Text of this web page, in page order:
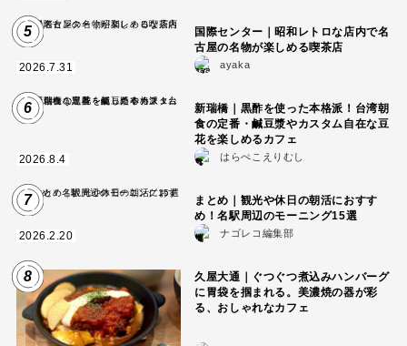
5
2026.7.31
国際センター｜昭和レトロな店内で名
古屋の名物が楽しめる喫茶店
ayaka
6
2026.8.4
新瑞橋｜黒酢を使った本格派！台湾朝
食の定番・鹹豆漿やカスタム自在な豆
花を楽しめるカフェ
はらぺこえりむし
7
2026.2.20
まとめ｜観光や休日の朝活におすす
め！名駅周辺のモーニング15選
ナゴレコ編集部
8
久屋大通｜ぐつぐつ煮込みハンバーグ
に胃袋を掴まれる。美濃焼の器が彩
る、おしゃれなカフェ